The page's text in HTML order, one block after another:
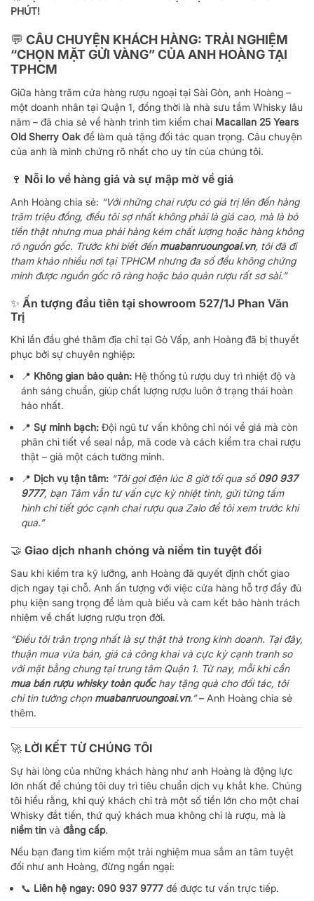
PHÚT!
💬 CÂU CHUYỆN KHÁCH HÀNG: TRẢI NGHIỆM
“CHỌN MẶT GỬI VÀNG” CỦA ANH HOÀNG TẠI
TPHCM
Giữa hàng trăm cửa hàng rượu ngoại tại Sài Gòn, anh Hoàng –
một doanh nhân tại Quận 1, đồng thời là nhà sưu tầm Whisky lâu
năm – đã chia sẻ về hành trình tìm kiếm chai Macallan 25 Years
Old Sherry Oak để làm quà tặng đối tác quan trọng. Câu chuyện
của anh là minh chứng rõ nhất cho uy tín của chúng tôi.
🍷 Nỗi lo về hàng giả và sự mập mờ về giá
Anh Hoàng chia sẻ: “Với những chai rượu có giá trị lên đến hàng
trăm triệu đồng, điều tôi sợ nhất không phải là giá cao, mà là bỏ
tiền thật nhưng mua phải hàng kém chất lượng hoặc hàng không
rõ nguồn gốc. Trước khi biết đến muabanruoungoai.vn, tôi đã đi
tham khảo nhiều nơi tại TPHCM nhưng đa số đều không chứng
minh được nguồn gốc rõ ràng hoặc bảo quản rượu rất sơ sài.”
✨ Ấn tượng đầu tiên tại showroom 527/1J Phan Văn
Trị
Khi lần đầu ghé thăm địa chỉ tại Gò Vấp, anh Hoàng đã bị thuyết
phục bởi sự chuyên nghiệp:
📍 Không gian bảo quản: Hệ thống tủ rượu duy trì nhiệt độ và
ánh sáng chuẩn, giúp chất lượng rượu luôn ở trạng thái hoàn
hảo nhất.
📍 Sự minh bạch: Đội ngũ tư vấn không chỉ nói về giá mà còn
phân chi tiết về seal nắp, mã code và cách kiểm tra chai rượu
thật – giả một cách tường minh.
📍 Dịch vụ tận tâm: “Tôi gọi điện lúc 8 giờ tối qua số090 937
9777, bạn Tâm vẫn tư vấn cực kỳ nhiệt tình, gửi từng tấm
hình chi tiết góc cạnh chai rượu qua Zalo để tôi xem trước khi
qua.”
🤝 Giao dịch nhanh chóng và niềm tin tuyệt đối
Sau khi kiểm tra kỹ lưỡng, anh Hoàng đã quyết định chốt giao
dịch ngay tại chỗ. Anh ấn tượng với việc cửa hàng hỗ trợ đầy đủ
phụ kiện sang trọng để làm quà biếu và cam kết bảo hành trách
nhiệm về chất lượng rượu trọn đời.
“Điều tôi trân trọng nhất là sự thật thà trong kinh doanh. Tại đây,
thuận mua vừa bán, giá cả công khai và cực kỳ cạnh tranh so
với mặt bằng chung tại trung tâm Quận 1. Từ nay, mỗi khi cần
mua bán rượu whisky toàn quốchay tặng quà cho đối tác, tôi
chỉ tin tưởng chọn muabanruoungoai.vn.”– Anh Hoàng chia sẻ
thêm.
🚀 LỜI KẾT TỪ CHÚNG TÔI
Sự hài lòng của những khách hàng như anh Hoàng là động lực
lớn nhất để chúng tôi duy trì tiêu chuẩn dịch vụ khắt khe. Chúng
tôi hiểu rằng, khi quý khách chi trả một số tiền lớn cho một chai
Whisky đắt tiền, thứ quý khách mua không chỉ là rượu, mà là
niềm tin và đẳng cấp.
Nếu bạn đang tìm kiếm một trải nghiệm mua sắm an tâm tuyệt
đối như anh Hoàng, đừng ngần ngại:
📞 Liên hệ ngay: 090 937 9777 để được tư vấn trực tiếp.